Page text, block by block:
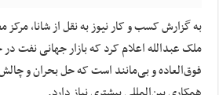
به گزارش کسب و کار نیوز به نقل از شانا,
ملک عبدالله اعلام کرد که بازار جهانی نفت
فوق‌العاده و بی‌مانند است که حل بحران و